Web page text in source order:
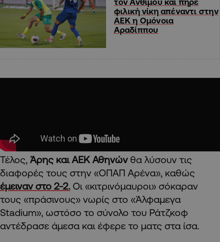
φιλική νίκη απέναντι στην
ΑΕΚ η Ομόνοια
Αραδίππου
Τέλος, Άρης και ΑΕΚ Αθηνώνθα λύσουν τις
διαφορές τους στην «ΟΠΑΠ Αρένα», καθώς
έμειναν στο 2-2. Οι «κιτρινόμαυροι» σόκαραν
τους «πράσινους» νωρίς στο «Άλφαμεγα
Stadium», ωστόσο το σύνολο του Ράτζκοφ
αντέδρασε άμεσα και έφερε το ματς στα ίσα.